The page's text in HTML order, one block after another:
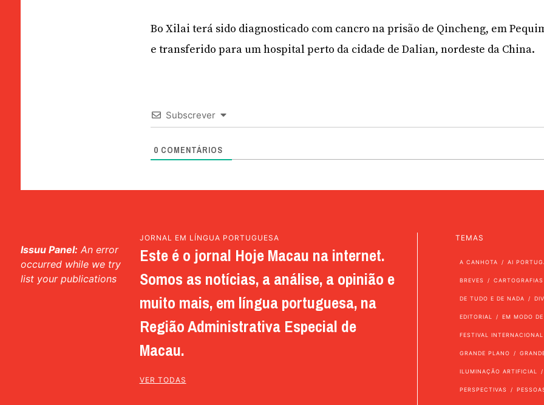
Bo Xilai terá sido diagnosticado com cancro na prisão de Qincheng, em
e transferido para um hospital perto da cidade de Dalian, nordeste da China.
Subscrever
0 COMENTÁRIOS
Issuu Panel: An error
occurred while we try
list your publications
JORNAL EM LÍNGUA PORTUGUESA
Este é o jornal Hoje Macau na internet.
Somos as notícias, a análise, a opinião e
muito mais, em língua portuguesa, na
Região Administrativa Especial de
Macau.
VER TODAS
TEMAS
A CANHOTA AI
BREVES CARTOGRAFIAS
DE TUDO E DE NADA
EDITORIAL EM MODO
FESTIVAL
GRANDE PLANO
ILUMINAÇÃO ARTIFICIAL
PERSPECTIVAS